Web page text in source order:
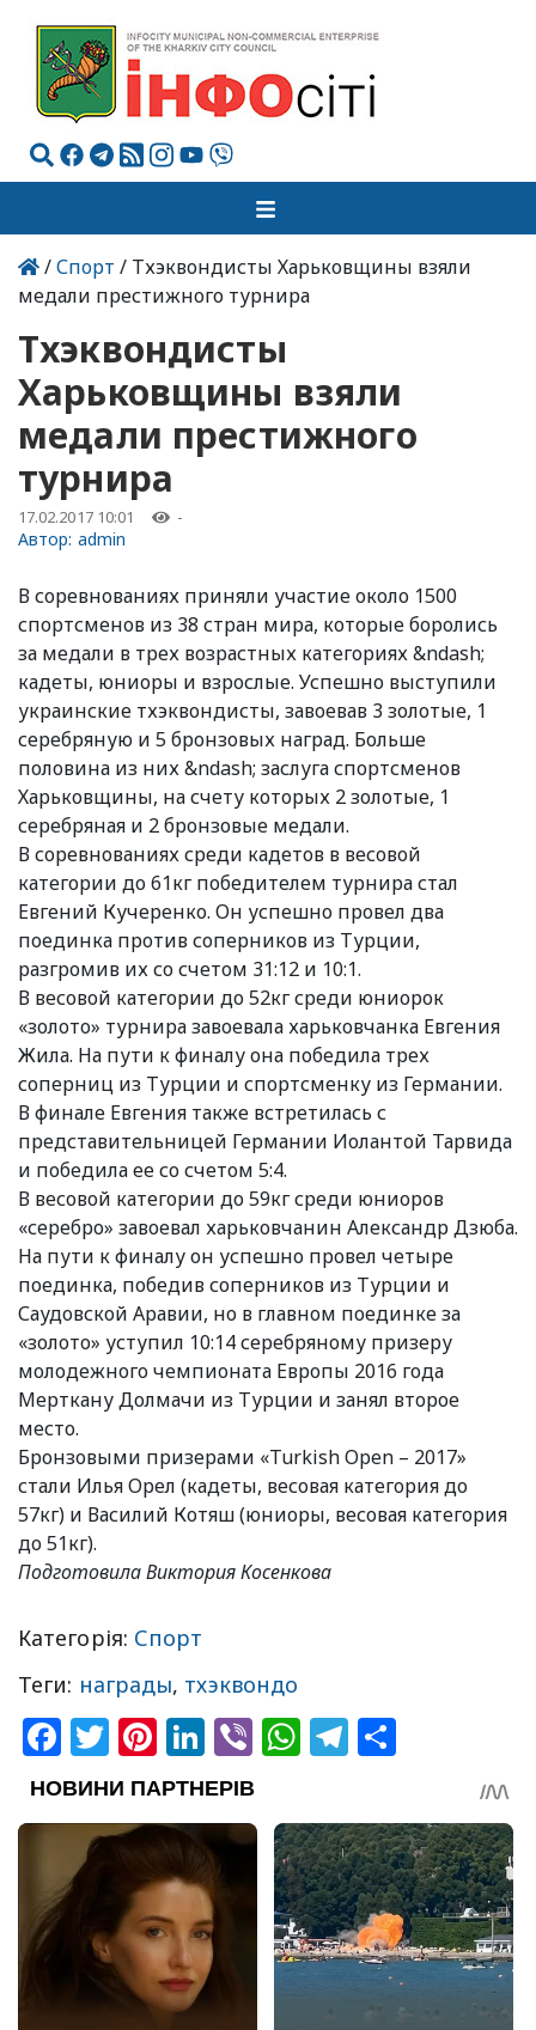
/Спорт / Тхэквондисты Харьковщины взяли
медали престижного турнира
Тхэквондисты
Харьковщины взяли
медали престижного
турнира
17.02.2017 10:01 -
Автор: admin
В соревнованиях приняли участие около 1500
спортсменов из 38 стран мира, которые боролись
за медали в трех возрастных категориях &ndash;
кадеты, юниоры и взрослые. Успешно выступили
украинские тхэквондисты, завоевав 3 золотые, 1
серебряную и 5 бронзовых наград. Больше
половина из них &ndash; заслуга спортсменов
Харьковщины, на счету которых 2 золотые, 1
серебряная и 2 бронзовые медали.
В соревнованиях среди кадетов в весовой
категории до 61кг победителем турнира стал
Евгений Кучеренко. Он успешно провел два
поединка против соперников из Турции,
разгромив их со счетом 31:12 и 10:1.
В весовой категории до 52кг среди юниорок
«золото» турнира завоевала харьковчанка Евгения
Жила. На пути к финалу она победила трех
соперниц из Турции и спортсменку из Германии.
В финале Евгения также встретилась с
представительницей Германии Иолантой Тарвида
и победила ее со счетом 5:4.
В весовой категории до 59кг среди юниоров
«серебро» завоевал харьковчанин Александр Дзюба.
На пути к финалу он успешно провел четыре
поединка, победив соперников из Турции и
Саудовской Аравии, но в главном поединке за
«золото» уступил 10:14 серебряному призеру
молодежного чемпионата Европы 2016 года
Мерткану Долмачи из Турции и занял второе
место.
Бронзовыми призерами «Turkish Open – 2017»
стали Илья Орел (кадеты, весовая категория до
57кг) и Василий Котяш (юниоры, весовая категория
до 51кг).
Подготовила Виктория Косенкова
Категорія: Спорт
Теги: награды, тхэквондо
Facebook
Twitter
Pinterest
LinkedIn
ViberWhatsApp
Telegram